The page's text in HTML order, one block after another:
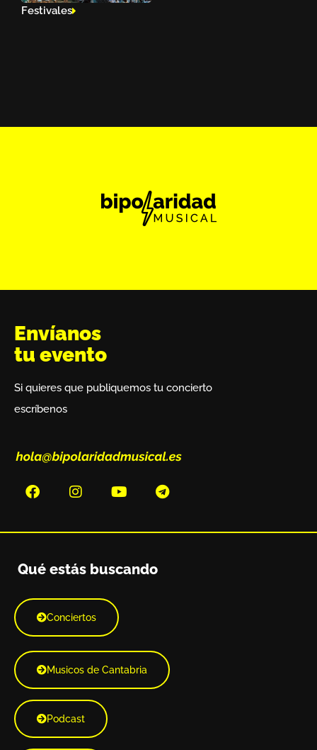
Festivales
Envíanos
tu evento
Si quieres que publiquemos tu concierto
escríbenos
Qué estás buscando
Conciertos
Musicos de Cantabria
Podcast